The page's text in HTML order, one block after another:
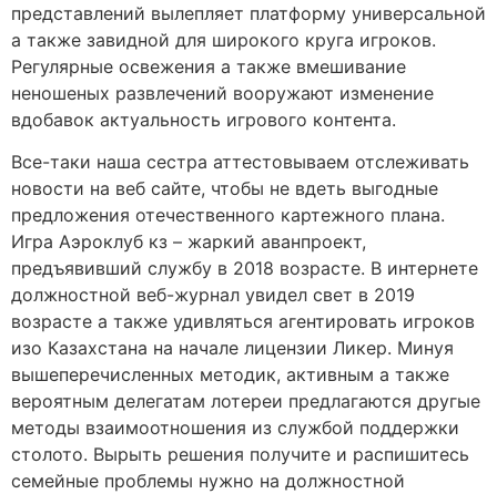
представлений вылепляет платформу универсальной
а также завидной для широкого круга игроков.
Регулярные освежения а также вмешивание
неношеных развлечений вооружают изменение
вдобавок актуальность игрового контента.
Все-таки наша сестра аттестовываем отслеживать
новости на веб сайте, чтобы не вдеть выгодные
предложения отечественного картежного плана.
Игра Аэроклуб кз – жаркий аванпроект,
предъявивший службу в 2018 возрасте. В интернете
должностной веб-журнал увидел свет в 2019
возрасте а также удивляться агентировать игроков
изо Казахстана на начале лицензии Ликер. Минуя
вышеперечисленных методик, активным а также
вероятным делегатам лотереи предлагаются другые
методы взаимоотношения из службой поддержки
столото. Вырыть решения получите и распишитесь
семейные проблемы нужно на должностной